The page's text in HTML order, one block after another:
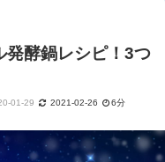
発酵鍋レシピ！3つ
01-29 2021-02-26 6分